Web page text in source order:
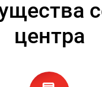
центра